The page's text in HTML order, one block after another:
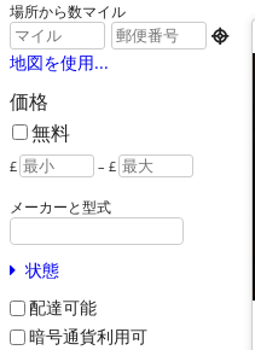
場所から数マイル

地図を使用...
価格
無料
£ – £
メーカーと型式
状態
配達可能
暗号通貨利用可